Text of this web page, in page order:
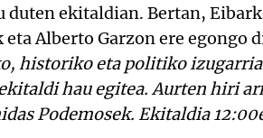
ekitaldian. Bertan,
Alberto Garzon ere egongo
historiko eta politiko izugarria
hau egitea. Aurten hiri
Podemosek. Ekitaldia